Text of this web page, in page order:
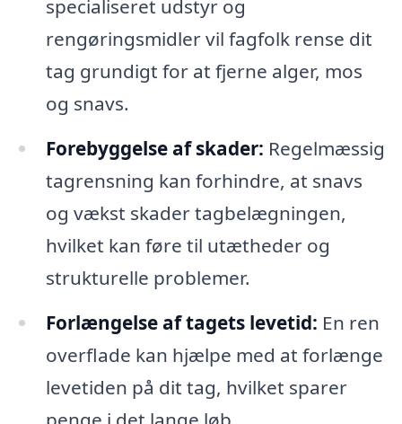
specialiseret udstyr og
rengøringsmidler vil fagfolk rense dit
tag grundigt for at fjerne alger, mos
og snavs.
Forebyggelse af skader: Regelmæssig
tagrensning kan forhindre, at snavs
og vækst skader tagbelægningen,
hvilket kan føre til utætheder og
strukturelle problemer.
Forlængelse af tagets levetid: En ren
overflade kan hjælpe med at forlænge
levetiden på dit tag, hvilket sparer